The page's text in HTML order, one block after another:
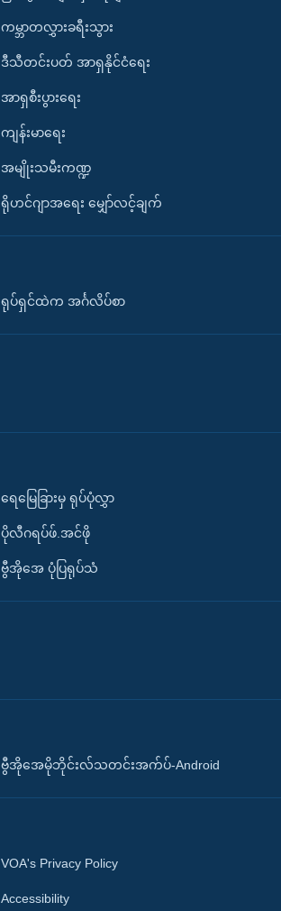
ကမ္ဘာတလွှားခရီးသွား
ဒီသီတင်းပတ် အာရှနိုင်ငံရေး
အာရှစီးပွားရေး
ကျန်းမာရေး
အမျိုးသမီးကဏ္ဍ
ရိုဟင်ဂျာအရေး မျှော်လင့်ချက်
ရုပ်ရှင်ထဲက အင်္ဂလိပ်စာ
ရေမြေခြားမှ ရုပ်ပုံလွှာ
ပိုလီဂရပ်ဖ်.အင်ဖို
ဗွီအိုအေ ပုံပြရုပ်သံ
ဗွီအိုအေမိုဘိုင်းလ်သတင်းအက်ပ်-Android
VOA's Privacy Policy
Accessibility